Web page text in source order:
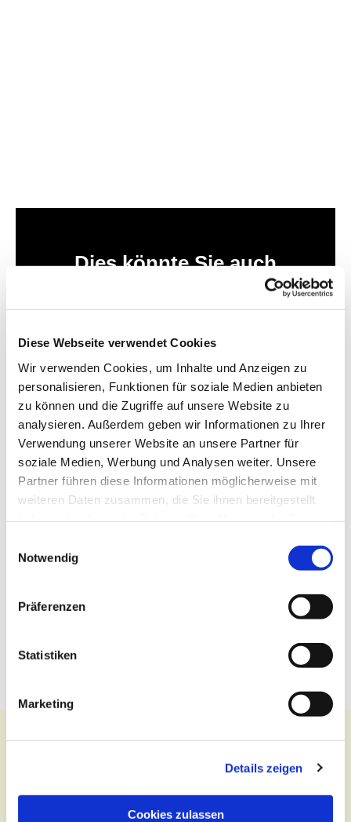
Diese Webseite verwendet Cookies
Wir verwenden Cookies, um Inhalte und Anzeigen zu
personalisieren, Funktionen für soziale Medien anbieten
zu können und die Zugriffe auf unsere Website zu
analysieren. Außerdem geben wir Informationen zu Ihrer
Verwendung unserer Website an unsere Partner für
soziale Medien, Werbung und Analysen weiter. Unsere
Partner führen diese Informationen möglicherweise mit
weiteren Daten zusammen, die Sie ihnen bereitgestellt
Notwendig
Präferenzen
Statistiken
Marketing
Details zeigen
Cookies zulassen
Dies könnte Sie auch
Kontakt